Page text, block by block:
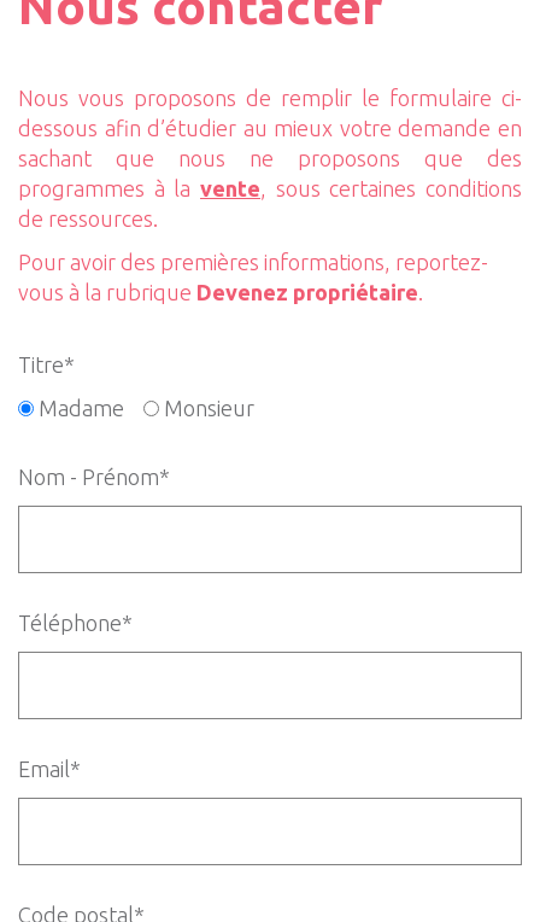
Nous vous proposons de remplir le formulaire ci-
dessous afin d’étudier au mieux votre demande en
sachant que nous ne proposons que des
programmes à la vente, sous certaines conditions
de ressources.
Pour avoir des premières informations, reportez-
vous à la rubrique Devenez propriétaire.
Titre*
Madame
Monsieur
Nom - Prénom*
Téléphone*
Email*
Code postal*